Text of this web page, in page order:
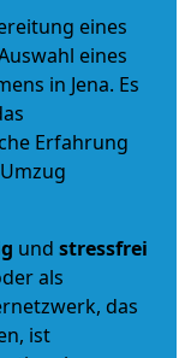
eines
eines
in Jena. Es
Erfahrung
und stressfrei
als
das
ist